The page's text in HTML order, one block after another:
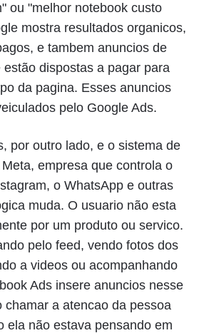
ou "melhor notebook custo
mostra resultados organicos,
e tambem anuncios de
dispostas a pagar para
da pagina. Esses anuncios
pelo Google Ads.
por outro lado, e o sistema de
empresa que controla o
o WhatsApp e outras
muda. O usuario não esta
por um produto ou servico.
pelo feed, vendo fotos dos
a videos ou acompanhando
Ads insere anuncios nesse
chamar a atencao da pessoa
ela não estava pensando em